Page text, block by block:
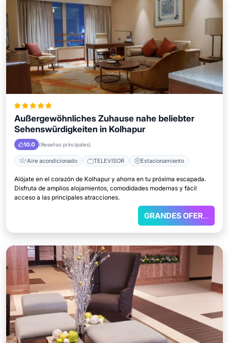
Außergewöhnliches Zuhause nahe beliebter
Sehenswürdigkeiten in Kolhapur
10.0 (Reseñas principales)
Aire acondicionado TELEVISOR Estacionamiento
Alójate en el corazón de Kolhapur y ahorra en tu próxima escapada.
Disfruta de amplios alojamientos, comodidades modernas y fácil
acceso a las principales atracciones.
GRANDES OFERTAS